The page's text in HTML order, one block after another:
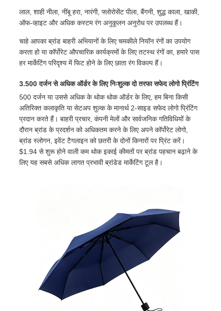
स्वचालित रूप से खुली छाता
उल्टा छाता
लकड़ी के हैंडल छाता
यूवी प्रतिरोधी छत्र
बच्चों की छतरियाँ
लाल, शाही नीला, नींबू हरा, नारंगी, फ्लोरोसेंट पीला, बैंगनी, शुद्ध काला, खाकी,
ऑफ-व्हाइट और अधिक कस्टम रंग अनुकूलन अनुरोध पर उपलब्ध हैं।
चाहे आपका ब्रांड बाहरी अभियानों के लिए चमकीले नियॉन रंगों का उपयोग
करता हो या कॉर्पोरेट औपचारिक कार्यक्रमों के लिए तटस्थ रंगों का, हमारे पास
हर मार्केटिंग परिदृश्य में फिट होने के लिए छाता रंग विकल्प हैं।
3.500 दर्जन से अधिक ऑर्डर के लिए निःशुल्क दो तरफा सफेद लोगो प्रिंटिंग
500 दर्जन या उससे अधिक के थोक थोक ऑर्डर के लिए, हम बिना किसी
अतिरिक्त कलाकृति या सेटअप शुल्क के मानार्थ 2-साइड सफेद लोगो प्रिंटिंग
प्रदान करते हैं। बाहरी प्रचार, कंपनी मेलों और सार्वजनिक गतिविधियों के
दौरान ब्रांड के प्रदर्शन को अधिकतम करने के लिए अपने कॉर्पोरेट लोगो,
ब्रांड स्लोगन, इवेंट टैगलाइन को छतरी के दोनों किनारों पर प्रिंट करें।
$1.94 से शुरू होने वाली कम थोक इकाई कीमतों पर ब्रांड पहचान बढ़ाने के
लिए यह सबसे अधिक लागत प्रभावी ब्रांडेड मार्केटिंग टूल है।